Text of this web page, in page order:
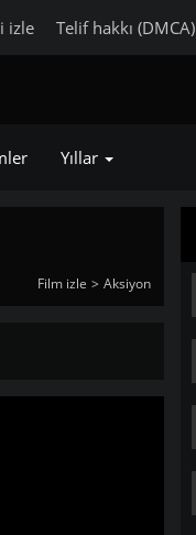
izle Telif hakkı (DMCA)
Yıllar
Film izle Aksiyon